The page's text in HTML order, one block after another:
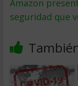
Amazon
seguridad que